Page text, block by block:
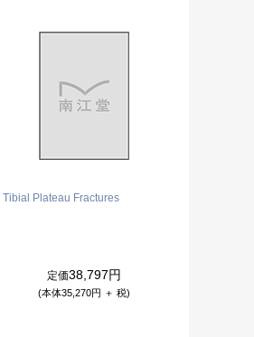
Tibial Plateau Fractures
定価38,797円
(本体35,270円 ＋ 税)